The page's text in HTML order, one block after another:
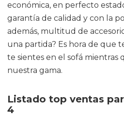
económica, en perfecto
garantía de calidad y con la
además, multitud de
una partida? Es hora de que
te sientes en el sofá mientras
nuestra gama.
Listado top ventas
4